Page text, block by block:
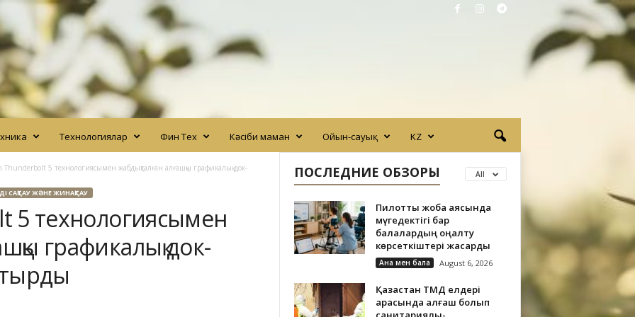
Технологиялар Фин Тех Кәсіби маман Ойын-сауық KZ
Thunderbolt 5 технологиясымен жабдықталған алғашқы графикалық док-
САҚТАУ ЖӘНЕ ЖИНАҚТАУ
5 технологиясымен
графикалық док-
ПОСЛЕДНИЕ ОБЗОРЫ All
Пилоттық жоба аясында
мүгедектігі бар
балалардың оңалту
көрсеткіштері жақсарды
Ана мен бала August 6, 2026
Қазақстан ТМД елдері
арасында алғаш болып